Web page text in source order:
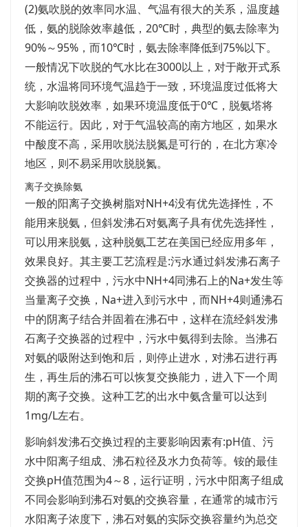
(2)氨吹脱的效率同水温、气温有很大的关系，温度越
低，氨的脱除效率越低，20℃时，典型的氨去除率为
90%～95%，而10℃时，氨去除率降低到75%以下。
一般情况下吹脱的气水比在3000以上，对于敞开式系
统，水温将同环境气温趋于一致，环境温度过低将大
大影响吹脱效率，如果环境温度低于0℃，脱氨塔将
不能运行。因此，对于气温较高的南方地区，如果水
中酸度不高，采用吹脱法脱氮是可行的，在北方寒冷
地区，则不易采用吹脱脱氮。
离子交换除氨
一般的阳离子交换树脂对NH+4没有优先选择性，不
能用来脱氨，但斜发沸石对氨离子具有优先选择性，
可以用来脱氨，这种脱氨工艺在美国已经应用多年，
效果良好。其主要工艺流程是:污水通过斜发沸石离子
交换器的过程中，污水中NH+4同沸石上的Na+发生等
当量离子交换，Na+进入到污水中，而NH+4则通沸石
中的阴离子结合并固着在沸石中，这样在流经斜发沸
石离子交换器的过程中，污水中氨得到去除。当沸石
对氨的吸附达到饱和后，则停止进水，对沸石进行再
生，再生后的沸石可以恢复交换能力，进入下一个周
期的离子交换。这种工艺的出水中氨含量可以达到
1mg/L左右。
影响斜发沸石交换过程的主要影响因素有:pH值、污
水中阳离子组成、沸石粒径及水力负荷等。铵的最佳
交换pH值范围为4～8，运行证明，污水中阳离子组成
不同会影响到沸石对氨的交换容量，在通常的城市污
水阳离子浓度下，沸石对氨的实际交换容量约为总交